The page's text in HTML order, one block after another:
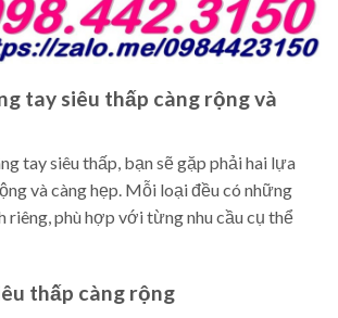
tay siêu thấp càng rộng và
tay siêu thấp, bạn sẽ gặp phải hai lựa
và càng hẹp. Mỗi loại đều có những
riêng, phù hợp với từng nhu cầu cụ thể
thấp càng rộng